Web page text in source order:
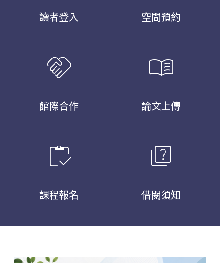
讀者登入 空間預約
handshake
館際合作
menu_book
論文上傳
inventory
課程報名
quiz
借閱須知